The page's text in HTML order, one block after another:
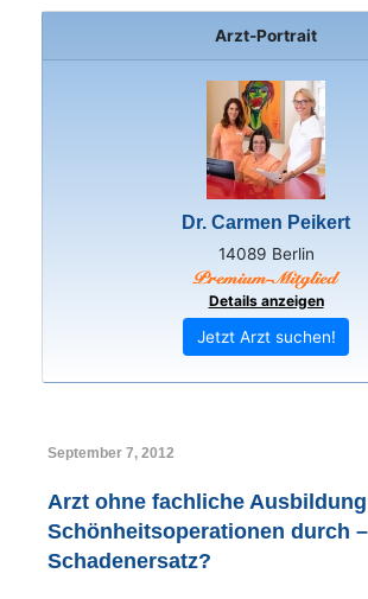
Arzt-Portrait
Dr. Carmen Peikert
14089 Berlin
Details anzeigen
Jetzt Arzt suchen!
September 7, 2012
Arzt ohne fachliche
Schönheitsoperationen durch –
Schadenersatz?